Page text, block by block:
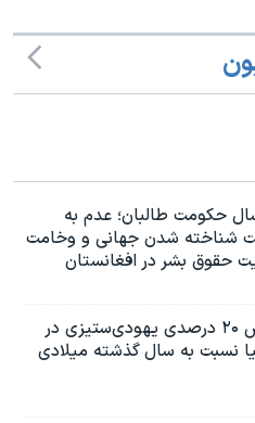
حکومت طالبان؛ عدم به
شناخته شدن جهانی و وخامت
حقوق بشر در افغانستان
افزایش ۲۰ درصدی یهودی‌ستیزی در
نسبت به سال گذشته میلادی